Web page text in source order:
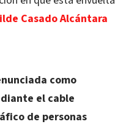
Casado Alcántara
como
el cable
de personas